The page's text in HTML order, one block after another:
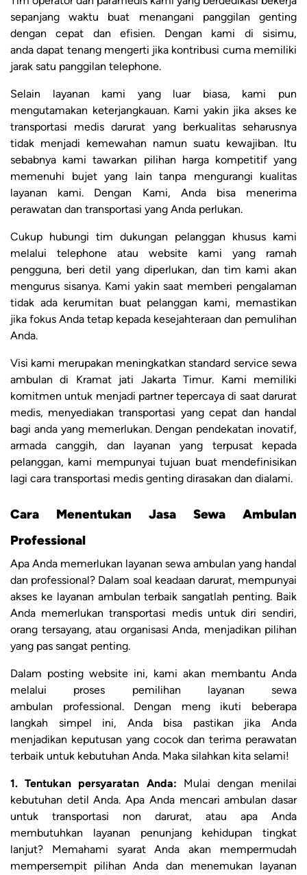
sepanjang waktu buat menangani panggilan genting
dengan cepat dan efisien. Dengan kami di sisimu,
anda dapat tenang mengerti jika kontribusi cuma memiliki
jarak satu panggilan telephone.
Selain layanan kami yang luar biasa, kami pun
mengutamakan keterjangkauan. Kami yakin jika akses ke
transportasi medis darurat yang berkualitas seharusnya
tidak menjadi kemewahan namun suatu kewajiban. Itu
sebabnya kami tawarkan pilihan harga kompetitif yang
memenuhi bujet yang lain tanpa mengurangi kualitas
layanan kami. Dengan Kami, Anda bisa menerima
perawatan dan transportasi yang Anda perlukan.
Cukup hubungi tim dukungan pelanggan khusus kami
melalui telephone atau website kami yang ramah
pengguna, beri detil yang diperlukan, dan tim kami akan
mengurus sisanya. Kami yakin saat memberi pengalaman
tidak ada kerumitan buat pelanggan kami, memastikan
jika fokus Anda tetap kepada kesejahteraan dan pemulihan
Anda.
Visi kami merupakan meningkatkan standard service sewa
ambulan di Kramat jati Jakarta Timur. Kami memiliki
komitmen untuk menjadi partner tepercaya di saat darurat
medis, menyediakan transportasi yang cepat dan handal
bagi anda yang memerlukan. Dengan pendekatan inovatif,
armada canggih, dan layanan yang terpusat kepada
pelanggan, kami mempunyai tujuan buat mendefinisikan
lagi cara transportasi medis genting dirasakan dan dialami.
Cara Menentukan Jasa Sewa Ambulan
Professional
Apa Anda memerlukan layanan sewa ambulan yang handal
dan professional? Dalam soal keadaan darurat, mempunyai
akses ke layanan ambulan terbaik sangatlah penting. Baik
Anda memerlukan transportasi medis untuk diri sendiri,
orang tersayang, atau organisasi Anda, menjadikan pilihan
yang pas sangat penting.
Dalam posting website ini, kami akan membantu Anda
melalui proses pemilihan layanan sewa
ambulan professional. Dengan meng ikuti beberapa
langkah simpel ini, Anda bisa pastikan jika Anda
menjadikan keputusan yang cocok dan terima perawatan
terbaik untuk kebutuhan Anda. Maka silahkan kita selami!
1. Tentukan persyaratan Anda: Mulai dengan menilai
kebutuhan detil Anda. Apa Anda mencari ambulan dasar
untuk transportasi non darurat, atau apa Anda
membutuhkan layanan penunjang kehidupan tingkat
lanjut? Memahami syarat Anda akan mempermudah
mempersempit pilihan Anda dan menemukan layanan